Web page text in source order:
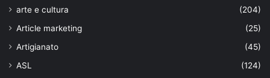
arte e cultura
(204)
Article marketing
(25)
Artigianato
(45)
ASL
(124)